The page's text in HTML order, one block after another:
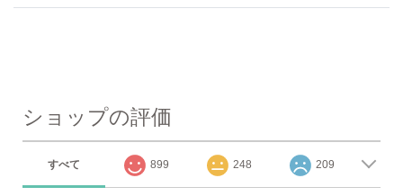
ショップの評価
すべて 899 248 209